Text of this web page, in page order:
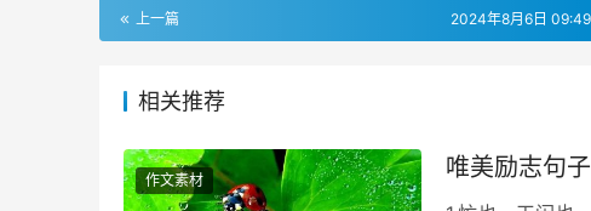
上一篇 2024年8月6日 09:49
相关推荐
作文素材 唯美励志句